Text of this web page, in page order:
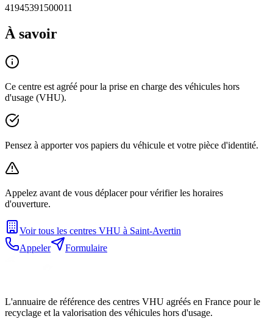
41945391500011
À savoir
Ce centre est agréé pour la prise en charge des véhicules hors
d'usage (VHU).
Pensez à apporter vos papiers du véhicule et votre pièce d'identité.
Appelez avant de vous déplacer pour vérifier les horaires
d'ouverture.
Voir tous les centres VHU à Saint-Avertin
Appeler
Formulaire
L'annuaire de référence des centres VHU agréés en France pour le
recyclage et la valorisation des véhicules hors d'usage.